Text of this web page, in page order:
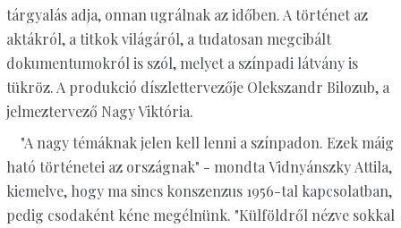
tárgyalás adja, onnan ugrálnak az időben. A történet az
aktákról, a titkok világáról, a tudatosan megcibált
dokumentumokról is szól, melyet a színpadi látvány is
tükröz. A produkció díszlettervezője Olekszandr Bilozub, a
jelmeztervező Nagy Viktória.
"A nagy témáknak jelen kell lenni a színpadon. Ezek máig
ható történetei az országnak" - mondta Vidnyánszky Attila,
kiemelve, hogy ma sincs konszenzus 1956-tal kapcsolatban,
pedig csodaként kéne megélnünk. "Külföldről nézve sokkal